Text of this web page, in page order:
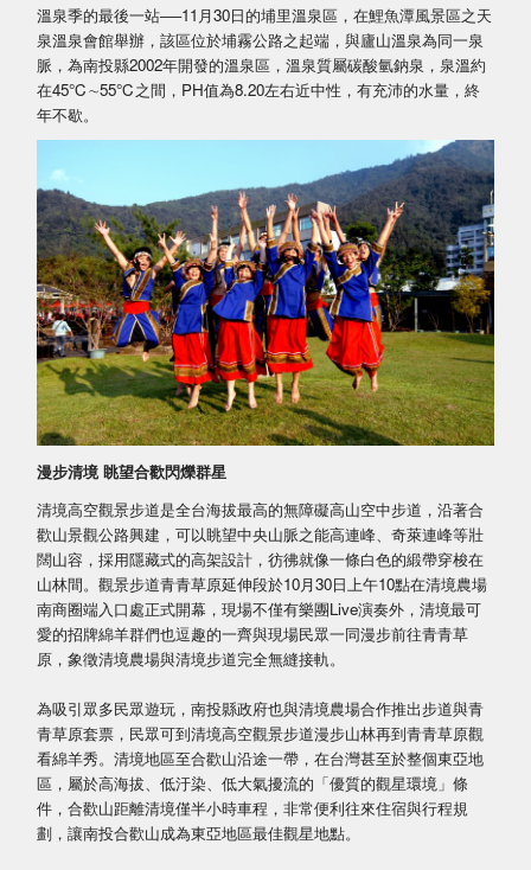
溫泉季的最後一站──11月30日的埔里溫泉區，在鯉魚潭風景區之天
泉溫泉會館舉辦，該區位於埔霧公路之起端，與廬山溫泉為同一泉
脈，為南投縣2002年開發的溫泉區，溫泉質屬碳酸氫鈉泉，泉溫約
在45℃∼55℃之間，PH值為8.20左右近中性，有充沛的水量，終
年不歇。
漫步清境 眺望合歡閃爍群星
清境高空觀景步道是全台海拔最高的無障礙高山空中步道，沿著合
歡山景觀公路興建，可以眺望中央山脈之能高連峰、奇萊連峰等壯
闊山容，採用隱藏式的高架設計，彷彿就像一條白色的緞帶穿梭在
山林間。觀景步道青青草原延伸段於10月30日上午10點在清境農場
南商圈端入口處正式開幕，現場不僅有樂團Live演奏外，清境最可
愛的招牌綿羊群們也逗趣的一齊與現場民眾一同漫步前往青青草
原，象徵清境農場與清境步道完全無縫接軌。
為吸引眾多民眾遊玩，南投縣政府也與清境農場合作推出步道與青
青草原套票，民眾可到清境高空觀景步道漫步山林再到青青草原觀
看綿羊秀。清境地區至合歡山沿途一帶，在台灣甚至於整個東亞地
區，屬於高海拔、低汙染、低大氣擾流的「優質的觀星環境」條
件，合歡山距離清境僅半小時車程，非常便利往來住宿與行程規
劃，讓南投合歡山成為東亞地區最佳觀星地點。